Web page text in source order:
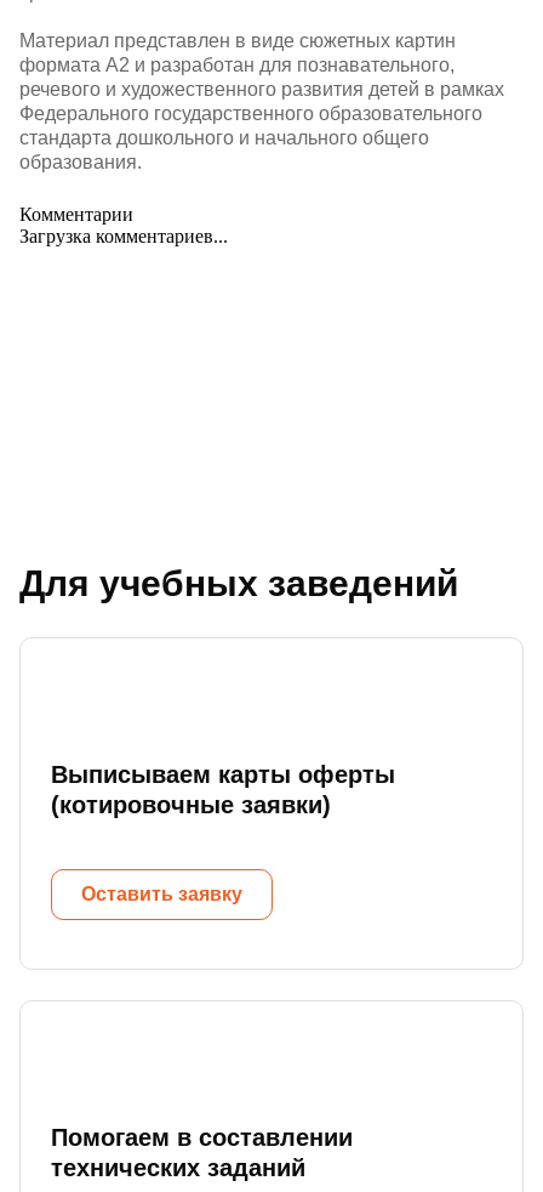
Материал представлен в виде сюжетных картин
формата А2 и разработан для познавательного,
речевого и художественного развития детей в рамках
Федерального государственного образовательного
стандарта дошкольного и начального общего
образования.
Комментарии
Загрузка комментариев...
Для учебных заведений
Выписываем карты оферты
(котировочные заявки)
Оставить заявку
Помогаем в составлении
технических заданий